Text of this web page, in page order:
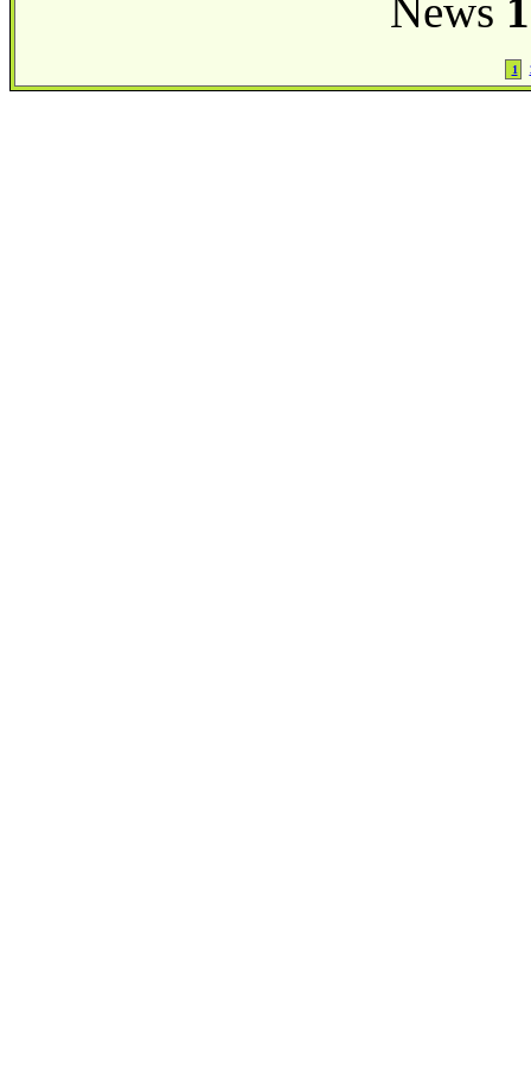
News
1